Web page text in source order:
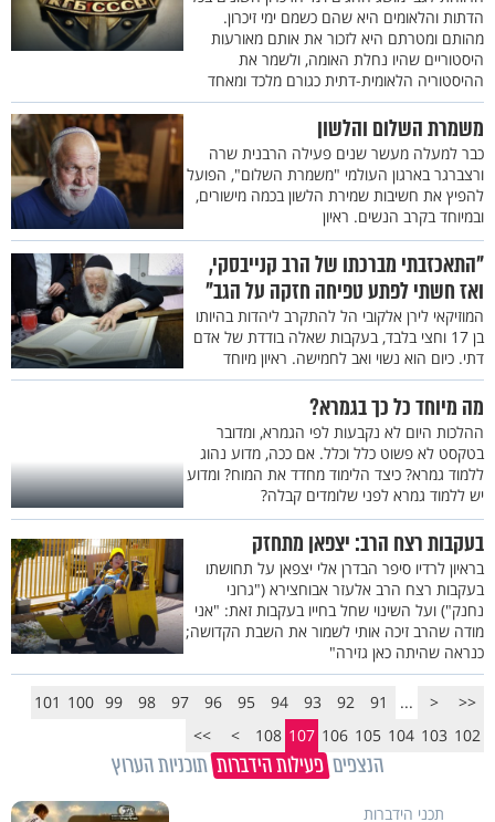
הדתות והלאומים היא שהם כשמם ימי זיכרון.
מהותם ומטרתם היא לזכור את אותם מאורעות
היסטוריים שהיו נחלת האומה, ולשמר את
ההיסטוריה הלאומית-דתית כגורם מלכד ומאחד
משמרת השלום והלשון
כבר למעלה מעשר שנים פעילה הרבנית שרה
ורצברגר בארגון העולמי "משמרת השלום", הפועל
להפיץ את חשיבות שמירת הלשון בכמה מישורים,
ובמיוחד בקרב הנשים. ראיון
"התאכזבתי מברכתו של הרב קנייבסקי,
ואז חשתי לפתע טפיחה חזקה על הגב"
המוזיקאי לירן אלקובי הל להתקרב ליהדות בהיותו
בן 17 וחצי בלבד, בעקבות שאלה בודדת של אדם
דתי. כיום הוא נשוי ואב לחמישה. ראיון מיוחד
מה מיוחד כל כך בגמרא?
ההלכות היום לא נקבעות לפי הגמרא, ומדובר
בטקסט לא פשוט כלל וכלל. אם ככה, מדוע נהוג
ללמוד גמרא? כיצד הלימוד מחדד את המוח? ומדוע
יש ללמוד גמרא לפני שלומדים קבלה?
בעקבות רצח הרב: יצפאן מתחזק
בראיון לרדיו סיפר הבדרן אלי יצפאן על תחושתו
בעקבות רצח הרב אלעזר אבוחצירא ("גרוני
נחנק") ועל השינוי שחל בחייו בעקבות זאת: "אני
מודה שהרב זיכה אותי לשמור את השבת הקדושה;
כנראה שהיתה כאן גזירה"
<<
<
...
91
92
93
94
95
96
97
98
99
100
101
102
103
104
105
106
107
108
>
>>
הנצפים פעילות הידברות תוכניות הערוץ
תכני הידברות